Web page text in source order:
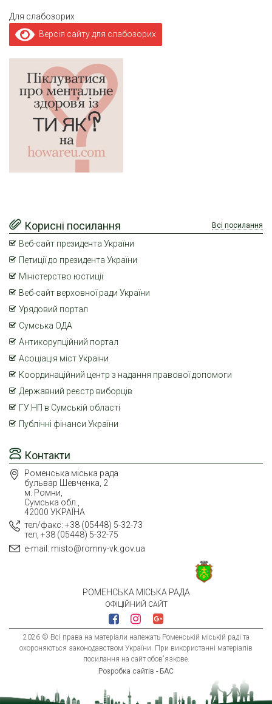
Для слабозорих
Версія сайту для слабозорих
РОМЕНСЬКА МІСЬКА РАДА
ОФІЦІЙНИЙ САЙТ
2026 © Всі права на матеріали належать Роменській міській раді та
охороняються законодавством України. При використанні матеріалів
посилання на сайт обов'язкове.
Розробка сайтів - БАС
Контакти
Роменська міська рада
бульвар Шевченка, 2
м. Ромни,
Сумська обл.,
42000 УКРАЇНА
тел/факс: +38 (05448) 5-32-73
тел, +38 (05448) 5-32-75
e-mail: misto@romny-vk.gov.ua
Корисні посилання Всі посилання
Веб-сайт президента України
Петиції до президента України
Міністерство юстиції
Веб-сайт верховної ради України
Урядовий портал
Сумська ОДА
Антикорупційний портал
Асоціація міст України
Координаційний центр з надання правової допомоги
Державний реєстр виборців
ГУ НП в Сумській області
Публічні фінанси України